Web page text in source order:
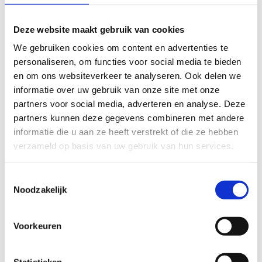
Deze website maakt gebruik van cookies
We gebruiken cookies om content en advertenties te
personaliseren, om functies voor social media te bieden
en om ons websiteverkeer te analyseren. Ook delen we
informatie over uw gebruik van onze site met onze
partners voor social media, adverteren en analyse. Deze
partners kunnen deze gegevens combineren met andere
informatie die u aan ze heeft verstrekt of die ze hebben
verzameld op basis van uw gebruik van hun services.
Noodzakelijk
Voorkeuren
energiebesparingspotentieel aanzienlijk groter. Het ligt staat
LED TL waterdichte armaturen met DALI-2 dimbare
schakeling:In vele projecten die wij met installateurs
maken worden waterdichte armaturen met DALI-2 drivers
toegepast. Dit om bijvoorbeeld tijdschakelingen in het
gebouwbeheersysteem te maken, maar ook om
bijvoorbeeld de armaturen met een externe sensor te
schakelen en scenario’s te maken inclusief master-slave-
master zones. De mogelijkheden met DALI-2 LED TL
armaturen is legio en worden allen geproduceerd door
Distrilight. Wij kunnen hierin dus een full-service advies
maken.
LED TL waterdichte armaturen met externe sensoren
en slimme DALI-2 sensoren:
In sommige projecten is het
handiger om externe sensoren toe te passen waarmee de
waterdichte armaturen bijvoorbeeld door middel van een